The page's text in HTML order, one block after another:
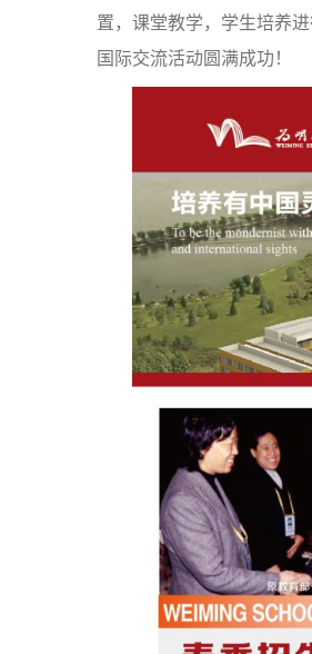
置，课堂教学，学生培养
国际交流活动圆满成功！